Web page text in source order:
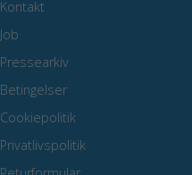
Kontakt
Job
Pressearkiv
Betingelser
Cookiepolitik
Privatlivspolitik